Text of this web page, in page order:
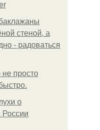
стеной, а
- радоваться
просто
о
России